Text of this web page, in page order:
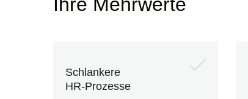
Schlankere
HR-Prozesse